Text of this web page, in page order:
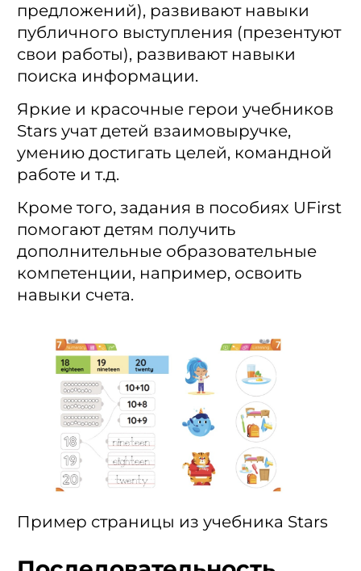
предложений), развивают навыки
публичного выступления (презентуют
свои работы), развивают навыки
поиска информации.
Яркие и красочные герои учебников
Stars учат детей взаимовыручке,
умению достигать целей, командной
работе и т.д.
Кроме того, задания в пособиях UFirst
помогают детям получить
дополнительные образовательные
компетенции, например, освоить
навыки счета.
Пример страницы из учебника Stars